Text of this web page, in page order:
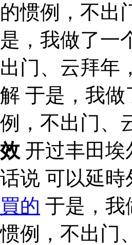
的惯例，不出
是，我做了一
出门、云拜年
解 于是，我
例，不出门、
效 开过丰田
话说 可以延
買的 于是，我
惯例，不出门